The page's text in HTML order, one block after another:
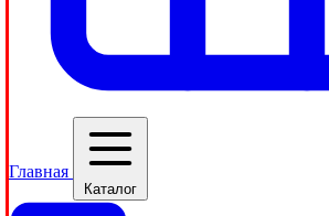
Главная
Каталог